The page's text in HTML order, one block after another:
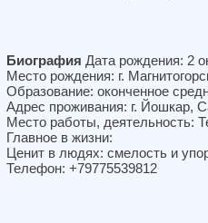
Биография Дата рождения: 2
Место рождения: г.
Образование: оконченное
Адрес проживания: г. Йошкар,
Место работы, деятельность:
Главное в жизни:
Ценит в людях: смелость и
Телефон: +79775539812